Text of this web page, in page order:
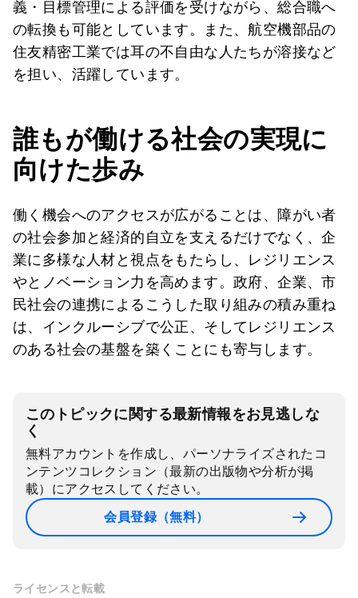
義・目標管理による評価を受けながら、総合職へ
の転換も可能としています。また、航空機部品の
住友精密工業では耳の不自由な人たちが溶接など
を担い、活躍しています。
誰もが働ける社会の実現に
向けた歩み
働く機会へのアクセスが広がることは、障がい者
の社会参加と経済的自立を支えるだけでなく、企
業に多様な人材と視点をもたらし、レジリエンス
やとノベーション力を高めます。政府、企業、市
民社会の連携によるこうした取り組みの積み重ね
は、インクルーシブで公正、そしてレジリエンス
のある社会の基盤を築くことにも寄与します。
このトピックに関する最新情報をお見逃しな
く
無料アカウントを作成し、パーソナライズされたコ
ンテンツコレクション（最新の出版物や分析が掲
載）にアクセスしてください。
会員登録（無料）
ライセンスと転載